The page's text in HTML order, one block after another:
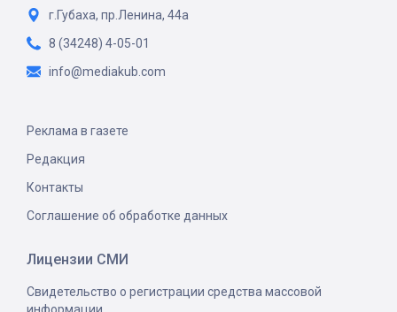
г.Губаха, пр.Ленина, 44а
8 (34248) 4-05-01
info@mediakub.com
Реклама в газете
Редакция
Контакты
Соглашение об обработке данных
Лицензии СМИ
Свидетельство о регистрации средства массовой